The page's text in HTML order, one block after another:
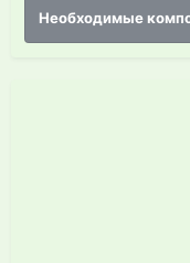
Необходимые